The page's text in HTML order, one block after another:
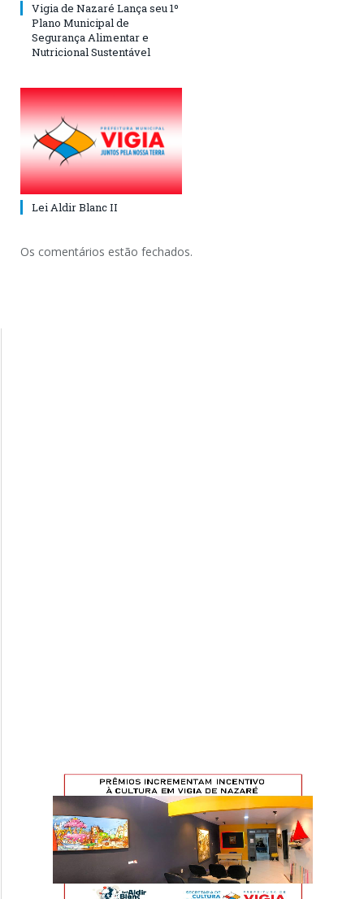
Vigia de Nazaré Lança seu 1º
Plano Municipal de
Segurança Alimentar e
Nutricional Sustentável
Lei Aldir Blanc II
Os comentários estão fechados.